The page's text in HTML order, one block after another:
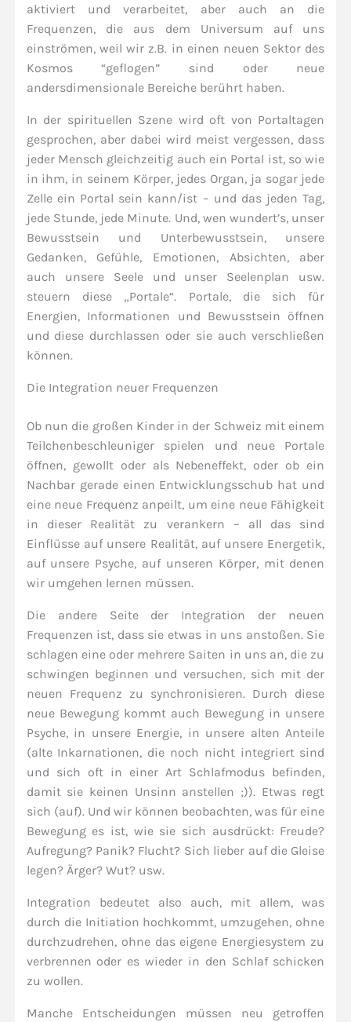
aktiviert und verarbeitet, aber auch an die
Frequenzen, die aus dem Universum auf uns
einströmen, weil wir z.B. in einen neuen Sektor des
Kosmos “geflogen” sind oder neue
andersdimensionale Bereiche berührt haben.
In der spirituellen Szene wird oft von Portaltagen
gesprochen, aber dabei wird meist vergessen, dass
jeder Mensch gleichzeitig auch ein Portal ist, so wie
in ihm, in seinem Körper, jedes Organ, ja sogar jede
Zelle ein Portal sein kann/ist – und das jeden Tag,
jede Stunde, jede Minute. Und, wen wundert’s, unser
Bewusstsein und Unterbewusstsein, unsere
Gedanken, Gefühle, Emotionen, Absichten, aber
auch unsere Seele und unser Seelenplan usw.
steuern diese „Portale“. Portale, die sich für
Energien, Informationen und Bewusstsein öffnen
und diese durchlassen oder sie auch verschließen
können.
Die Integration neuer Frequenzen
Ob nun die großen Kinder in der Schweiz mit einem
Teilchenbeschleuniger spielen und neue Portale
öffnen, gewollt oder als Nebeneffekt, oder ob ein
Nachbar gerade einen Entwicklungsschub hat und
eine neue Frequenz anpeilt, um eine neue Fähigkeit
in dieser Realität zu verankern – all das sind
Einflüsse auf unsere Realität, auf unsere Energetik,
auf unsere Psyche, auf unseren Körper, mit denen
wir umgehen lernen müssen.
Die andere Seite der Integration der neuen
Frequenzen ist, dass sie etwas in uns anstoßen. Sie
schlagen eine oder mehrere Saiten in uns an, die zu
schwingen beginnen und versuchen, sich mit der
neuen Frequenz zu synchronisieren. Durch diese
neue Bewegung kommt auch Bewegung in unsere
Psyche, in unsere Energie, in unsere alten Anteile
(alte Inkarnationen, die noch nicht integriert sind
und sich oft in einer Art Schlafmodus befinden,
damit sie keinen Unsinn anstellen ;)). Etwas regt
sich (auf). Und wir können beobachten, was für eine
Bewegung es ist, wie sie sich ausdrückt: Freude?
Aufregung? Panik? Flucht? Sich lieber auf die Gleise
legen? Ärger? Wut? usw.
Integration bedeutet also auch, mit allem, was
durch die Initiation hochkommt, umzugehen, ohne
durchzudrehen, ohne das eigene Energiesystem zu
verbrennen oder es wieder in den Schlaf schicken
zu wollen.
Manche Entscheidungen müssen neu getroffen